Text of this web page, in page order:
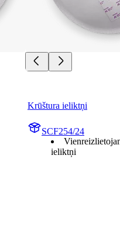
Krūštura ieliktņi
SCF254/24
ieliktņi